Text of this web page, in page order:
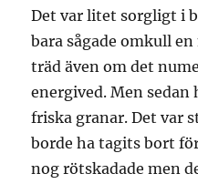
Det var litet sorgligt i
bara sågade omkull
träd även om det
energived. Men
friska granar. Det var
borde ha tagits bort
nog rötskadade men